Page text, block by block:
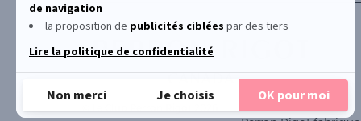
de navigation
la proposition de publicités ciblées par des tiers
Lire la politique de confidentialité
Non merci Je choisis OK pour moi